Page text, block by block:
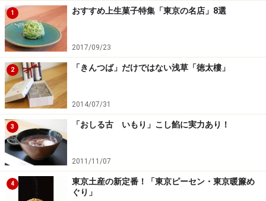
1 おすすめ上生菓子特集「東京の名店」8選
2017/09/23
2 「きんつば」だけではない浅草「徳太樓」
2014/07/31
3 「おしる古 いもり」こし餡に実力あり！
2011/11/07
4
東京土産の新定番！「東京ピーセン・東京暖簾め
ぐり」